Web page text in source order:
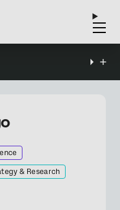
& Research